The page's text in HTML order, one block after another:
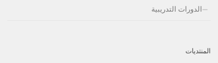
الدورات التدريبية
المنتديات